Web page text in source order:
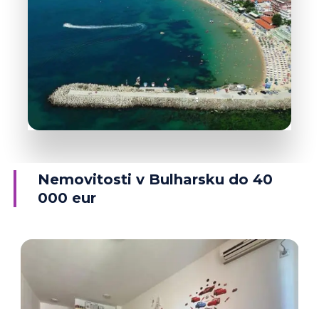
Ravda
Nemovitosti v Bulharsku do 40
000 eur